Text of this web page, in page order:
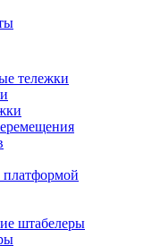
тележки
штабелеры